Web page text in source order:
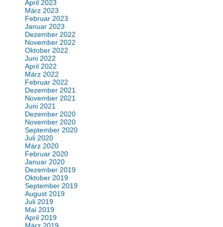
April 2023
März 2023
Februar 2023
Januar 2023
Dezember 2022
November 2022
Oktober 2022
Juni 2022
April 2022
März 2022
Februar 2022
Dezember 2021
November 2021
Juni 2021
Dezember 2020
November 2020
September 2020
Juli 2020
März 2020
Februar 2020
Januar 2020
Dezember 2019
Oktober 2019
September 2019
August 2019
Juli 2019
Mai 2019
April 2019